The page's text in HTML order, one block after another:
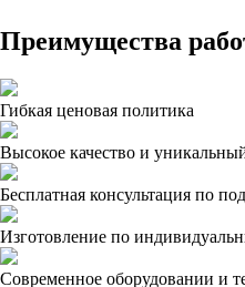
Преимущества
Гибкая ценовая политика
Высокое качество и
Бесплатная консультация по
Изготовление по
Современное оборудовании и